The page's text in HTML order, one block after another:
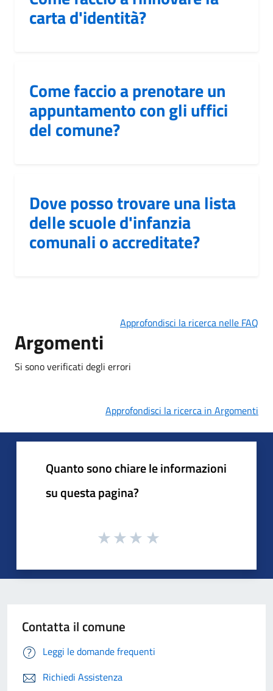
carta d'identità?
Come faccio a prenotare un
appuntamento con gli uffici
del comune?
Dove posso trovare una lista
delle scuole d'infanzia
comunali o accreditate?
Approfondisci la ricerca nelle FAQ
Argomenti
Si sono verificati degli errori
Approfondisci la ricerca in Argomenti
Quanto sono chiare le informazioni
su questa pagina?
Contatta il comune
Leggi le domande frequenti
Richiedi Assistenza